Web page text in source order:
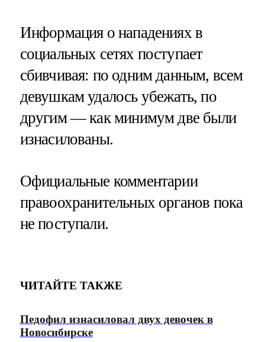
Информация о нападениях в
социальных сетях поступает
сбивчивая: по одним данным, всем
девушкам удалось убежать, по
другим — как минимум две были
изнасилованы.
Официальные комментарии
правоохранительных органов пока
не поступали.
ЧИТАЙТЕ ТАКЖЕ
Педофил изнасиловал двух девочек в
Новосибирске